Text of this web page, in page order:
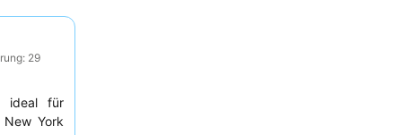
29
ideal für
York